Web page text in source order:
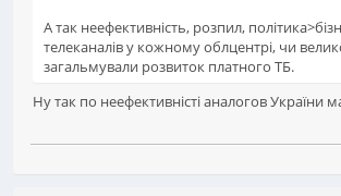
А так неефективність, розпил,
телеканалів у кожному облцентрі, чи
загальмували розвиток платного ТБ.
Ну так по неефективністі аналогов України